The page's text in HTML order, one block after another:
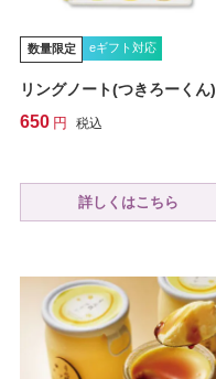
数量限定 eギフト対応
リングノート(つきろーくん)
650 税込
詳しくはこちら